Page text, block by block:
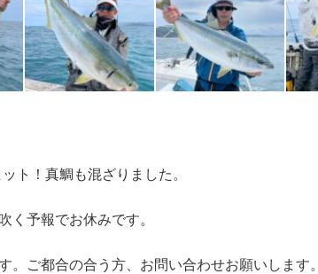
ト！真鯛も混ざりました。
く予報でお休みです。
。ご都合の合う方、お問い合わせお願いします。